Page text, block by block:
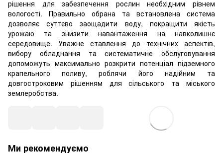
рішення для забезпечення рослин необхідним рівнем
вологості. Правильно обрана та встановлена система
дозволяє суттєво заощадити воду, покращити якість
урожаю та знизити навантаження на навколишнє
середовище. Уважне ставлення до технічних аспектів,
вибору обладнання та систематичне обслуговування
допоможуть максимально розкрити потенціал підземного
крапельного поливу, роблячи його надійним та
довгостроковим рішенням для сільського та міського
землеробства.
Ми рекомендуємо